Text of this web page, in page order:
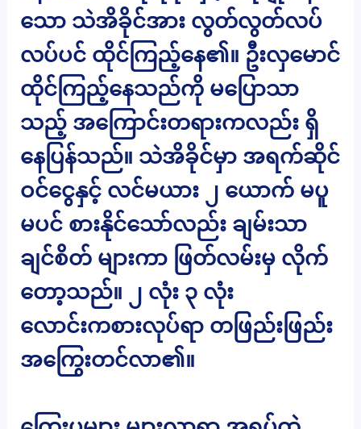
သော သဲအိခိုင်အား လွတ်လွတ်လပ်
လပ်ပင် ထိုင်ကြည့်နေ၏။ ဦးလှမောင်
ထိုင်ကြည့်နေသည်ကို မပြောသာ
သည့် အကြောင်းတရားကလည်း ရှိ
နေပြန်သည်။ သဲအိခိုင်မှာ အရက်ဆိုင်
ဝင်ငွေနှင့် လင်မယား ၂ ယောက် မပူ
မပင် စားနိုင်သော်လည်း ချမ်းသာ
ချင်စိတ် များကာ ဖြတ်လမ်းမှ လိုက်
တော့သည်။ ၂ လုံး ၃ လုံး
လောင်းကစားလုပ်ရာ တဖြည်းဖြည်း
အကြွေးတင်လာ၏။